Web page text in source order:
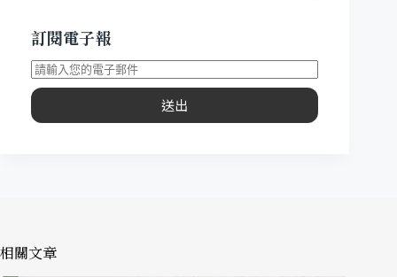
訂閱電子報
送出
相關文章